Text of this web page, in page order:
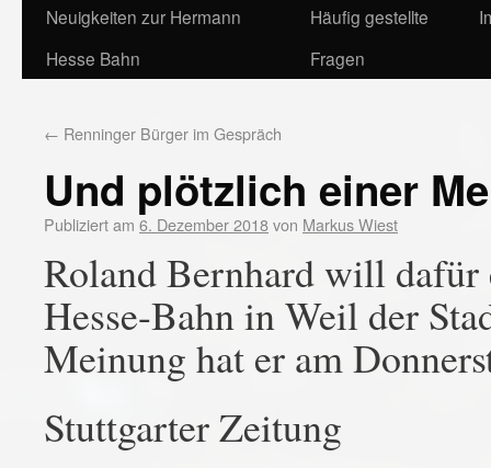
Neuigkeiten zur Hermann
Hesse Bahn
Häufig gestellte
Fragen
← Renninger Bürger im Gespräch
Und plötzlich einer
Publiziert am 6. Dezember 2018von Markus Wiest
Roland Bernhard will dafür
Hesse-Bahn in Weil der
Meinung hat er am
Stuttgarter Zeitung